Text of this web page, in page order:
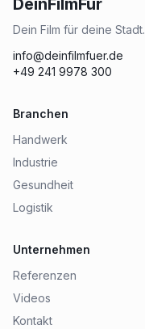
Dein Film für deine Stadt.
info@deinfilmfuer.de
+49 241 9978 300
Branchen
Handwerk
Industrie
Gesundheit
Logistik
Unternehmen
Referenzen
Videos
Kontakt